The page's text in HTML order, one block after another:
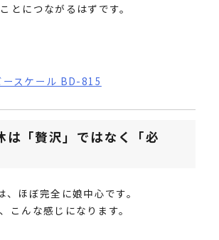
とにつながるはずです。
スケール BD-815
は「贅沢」ではなく「必
ほぼ完全に娘中心です。
こんな感じになります。